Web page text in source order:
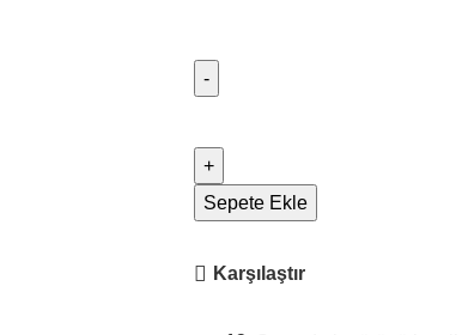
Sepete Ekle
Karşılaştır